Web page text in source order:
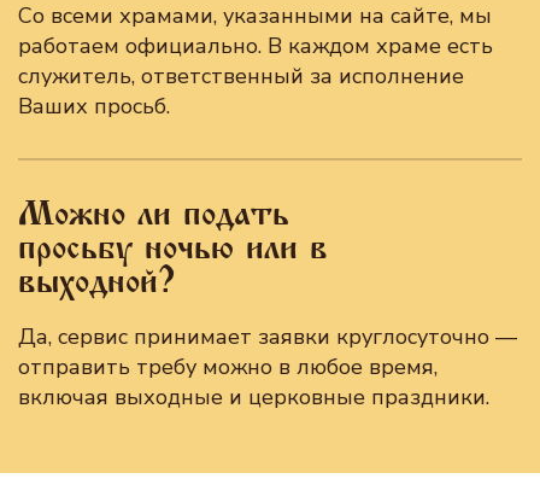
Со всеми храмами, указанными на сайте, мы
работаем официально. В каждом храме есть
служитель, ответственный за исполнение
Ваших просьб.
Можно ли подать
просьбу ночью или в
выходной?
Да, сервис принимает заявки круглосуточно —
отправить требу можно в любое время,
включая выходные и церковные праздники.